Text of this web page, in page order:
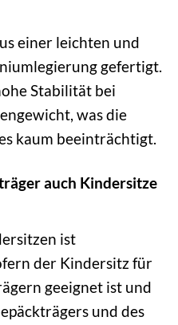
einer leichten und
gefertigt.
Stabilität bei
was die
kaum beeinträchtigt.
auch Kindersitze
ist
der Kindersitz für
geeignet ist und
und des